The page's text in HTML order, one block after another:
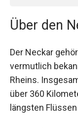
Über den
Der Neckar
vermutlich
Rheins.
über 360
längsten